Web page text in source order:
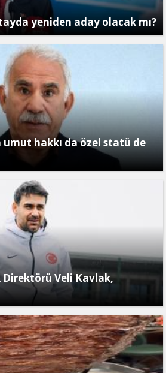
yeniden aday olacak mı?
hakkı da özel statü de
Direktörü Veli Kavlak,